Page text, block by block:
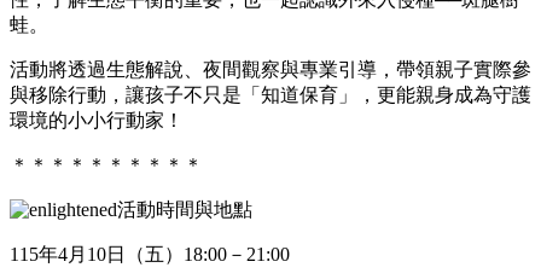
蛙。
活動將透過生態解說、夜間觀察與專業引導，帶領親子實際參
與移除行動，讓孩子不只是「知道保育」，更能親身成為守護
環境的小小行動家！​
＊＊＊＊＊＊＊＊＊＊
活動時間與地點
115年4月10日（五）18:00－21:00